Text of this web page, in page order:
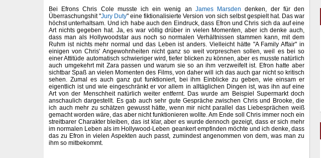
Bei Efrons Chris Cole musste ich ein wenig an James Marsden denken, der für den
Überraschungshit "Jury Duty" eine fiktionalisierte Version von sich selbst gespielt hat. Das war
höchst unterhaltsam. Und ich habe auch den Eindruck, dass Efron und Chris sich da auf eine
Art nichts gegeben hat. Ja, es war völlig drüber in vielen Momenten, aber ich denke auch,
dass man als Hollywoodstar aus noch so normalen Verhältnissen stammen kann, mit dem
Ruhm ist nichts mehr normal und das Leben ist anders. Vielleicht hätte "A Family Affair" in
einigen von Chris' Angewohnheiten nicht ganz so weit vorpreschen sollen, weil es bei so
einer Attitüde automatisch schwieriger wird, tiefer blicken zu können, aber es musste natürlich
auch umgekehrt mit Zara passen und warum sie so an ihm verzweifelt ist. Efron hatte aber
sichtbar Spaß an vielen Momenten des Films, von daher will ich das auch gar nicht so kritisch
sehen. Zumal es auch ganz gut funktioniert, bei ihm Einblicke zu geben, wie einsam er
eigentlich ist und wie eingeschränkt er vor allem in alltäglichen Dingen ist, was ihn auf eine
Art von der Menschheit natürlich weiter entfernt. Das wurde am Beispiel Supermarkt doch
anschaulich dargestellt. Es gab auch sehr gute Gespräche zwischen Chris und Brooke, die
ich auch mehr zu schätzen gewusst hätte, wenn mir nicht parallel das Liebesprächen weiß
gemacht worden wäre, das aber nicht funktionieren wollte. Am Ende soll Chris immer noch ein
streitbarer Charakter bleiben, das ist klar, aber es wurde dennoch gezeigt, dass er sich mehr
im normalen Leben als im Hollywood-Leben geankert empfinden möchte und ich denke, dass
das zu Efron in vielen Aspekten auch passt, zumindest angenommen von dem, was man zu
ihm so mitbekommt.